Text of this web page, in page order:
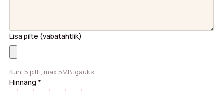
Lisa pilte (vabatahtlik)
Kuni 5 pilti, max 5MB igaüks
Hinnang *